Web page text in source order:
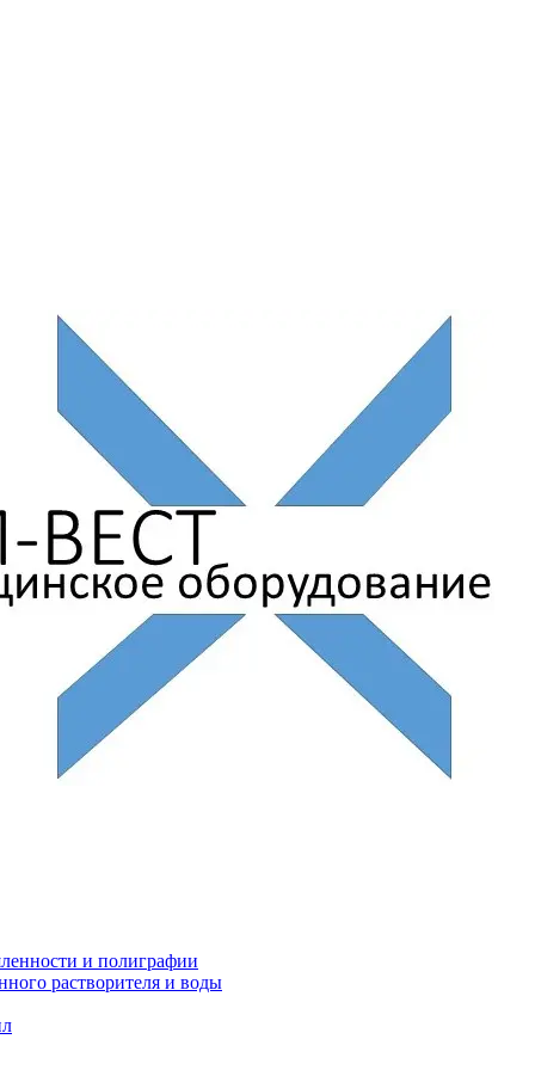
и полиграфии
растворителя и воды